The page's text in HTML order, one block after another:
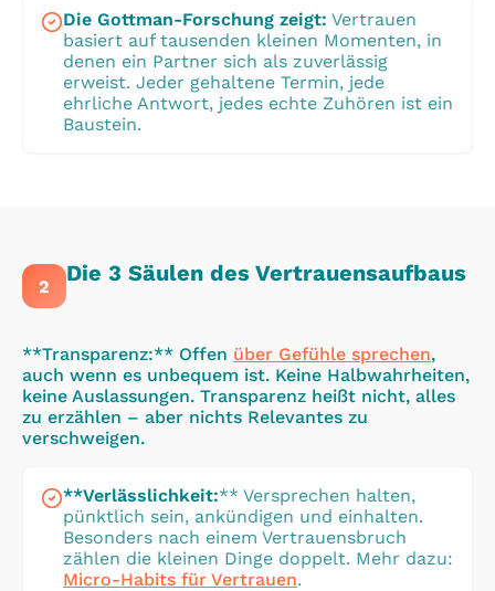
Die Gottman-Forschung zeigt: Vertrauen
basiert auf tausenden kleinen Momenten, in
denen ein Partner sich als zuverlässig
erweist. Jeder gehaltene Termin, jede
ehrliche Antwort, jedes echte Zuhören ist ein
Baustein.
2 Die 3 Säulen des Vertrauensaufbaus
**Transparenz:** Offen über Gefühle sprechen,
auch wenn es unbequem ist. Keine Halbwahrheiten,
keine Auslassungen. Transparenz heißt nicht, alles
zu erzählen – aber nichts Relevantes zu
verschweigen.
**Verlässlichkeit:** Versprechen halten,
pünktlich sein, ankündigen und einhalten.
Besonders nach einem Vertrauensbruch
zählen die kleinen Dinge doppelt. Mehr dazu:
Micro-Habits für Vertrauen.